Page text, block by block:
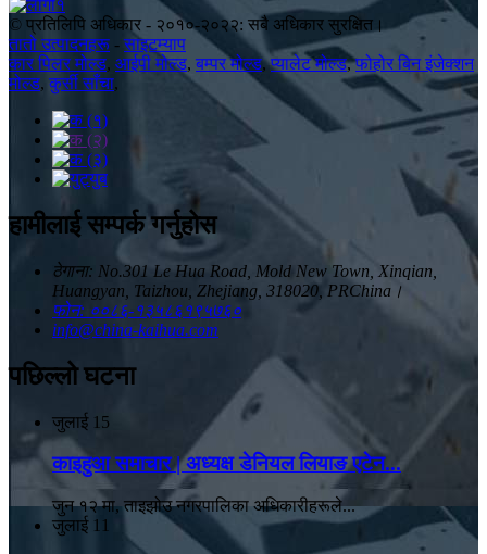
© प्रतिलिपि अधिकार - २०१०-२०२२: सबै अधिकार सुरक्षित।
तातो उत्पादनहरू -साइटम्याप
कार पिलर मोल्ड, आईपी ​​मोल्ड, बम्पर मोल्ड,प्यालेट मोल्ड,फोहोर बिन इंजेक्शन
मोल्ड, कुर्सी साँचा,
हामीलाई सम्पर्क गर्नुहोस
ठेगाना: No.301 Le Hua Road, Mold New Town, Xinqian,
Huangyan, Taizhou, Zhejiang, 318020, PRChina।
फोन: ००८६-१३५८६१९५७६०
info@china-kaihua.com
पछिल्लो घटना
जुलाई 15
काइहुआ समाचार | अध्यक्ष डेनियल लियाङ एटेन...
जुन १२ मा, ताइझोउ नगरपालिका अधिकारीहरूले...
जुलाई 11